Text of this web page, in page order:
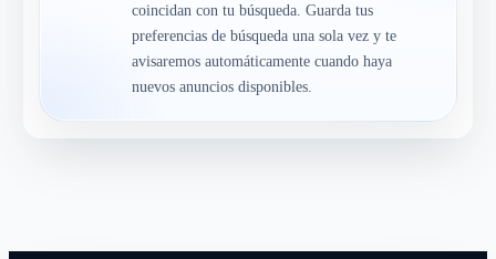
coincidan con tu búsqueda. Guarda tus
preferencias de búsqueda una sola vez y te
avisaremos automáticamente cuando haya
nuevos anuncios disponibles.